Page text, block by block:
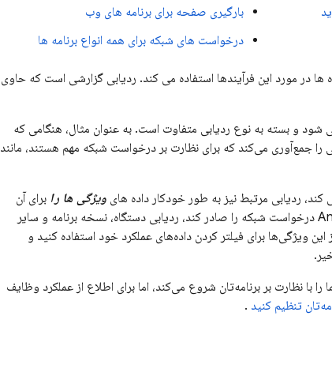
بارگیری صفحه برای برنامه های وب
درخواست های شبکه برای همه انواع برنامه ها
ها در مورد این فرآیندها استفاده می کند. ردیابی گزارشی است که حاوی
شود و بسته به نوع ردیابی متفاوت است. به عنوان مثال، هنگامی که
را جمع‌آوری می‌کند که برای نظارت بر درخواست شبکه مهم هستند، مانند
کند، ردیابی مرتبط نیز به طور خودکار داده های ویژگی ها را برای آن
نمونه برنامه جمع آوری می کند. برای مثال، اگر یک برنامه Android درخواست شبکه را صادر کند، ردیابی دستگاه، نسخه برنامه و سایر
ویژگی‌ها برای فیلتر کردن داده‌های عملکرد خود استفاده کنید و
را با نظارت بر برنامه‌تان شروع می‌کند، اما برای اطلاع از عملکرد وظایف
تنظیم کنید .